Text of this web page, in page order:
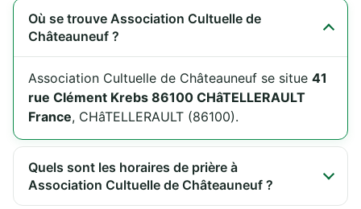
Où se trouve Association Cultuelle de
Châteauneuf ?
Association Cultuelle de Châteauneuf se situe 41
rue Clément Krebs 86100 CHâTELLERAULT
France, CHâTELLERAULT (86100).
Quels sont les horaires de prière à
Association Cultuelle de Châteauneuf ?